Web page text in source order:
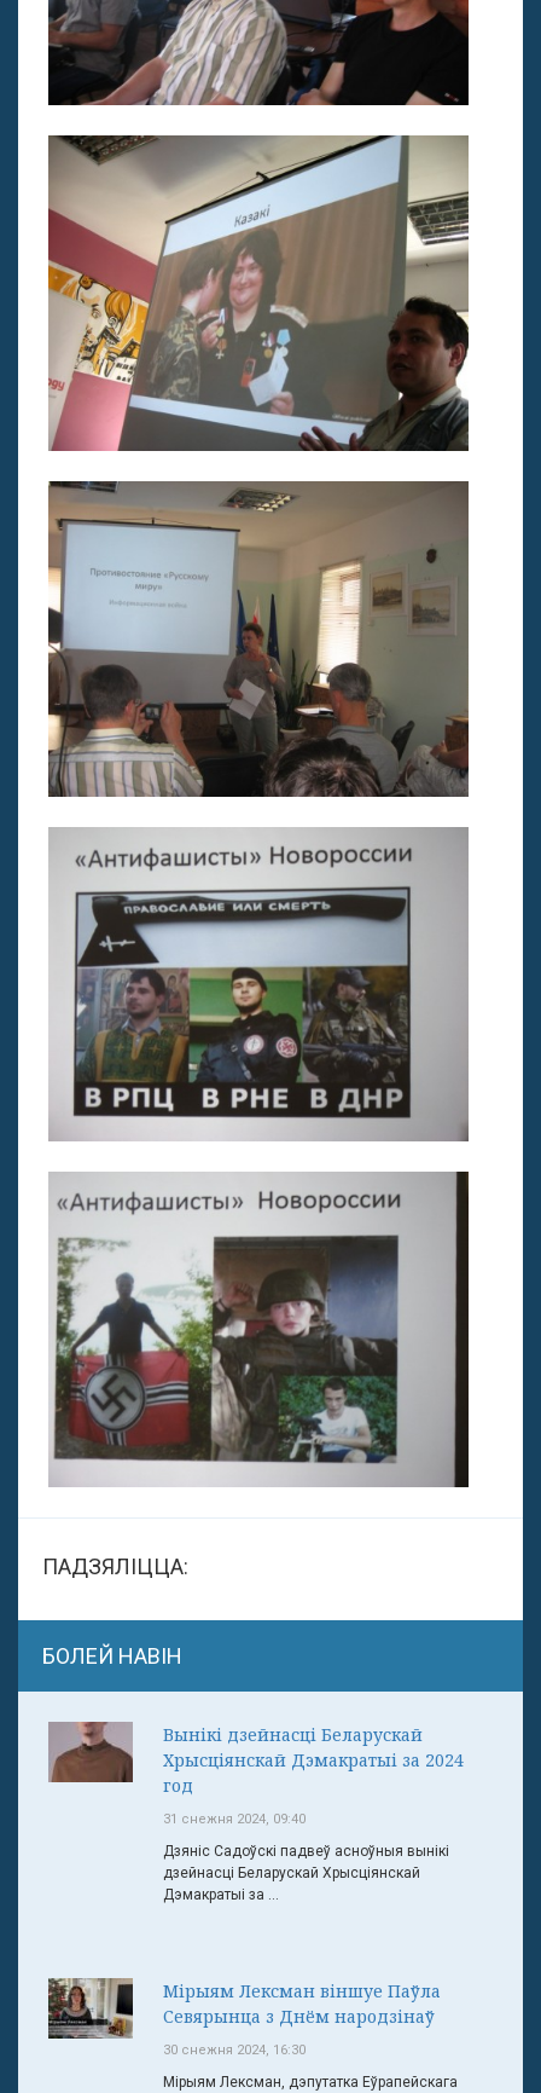
ПАДЗЯЛІЦЦА:
БОЛЕЙ НАВІН
Вынікі дзейнасці Беларускай
Хрысціянскай Дэмакратыі за 2024
год
31 снежня 2024, 09:40
Дзяніс Садоўскі падвеў асноўныя вынікі
дзейнасці Беларускай Хрысціянскай
Дэмакратыі за ...
Мірыям Лексман віншуе Паўла
Севярынца з Днём народзінаў
30 снежня 2024, 16:30
Мірыям Лексман, дэпутатка Еўрапейскага